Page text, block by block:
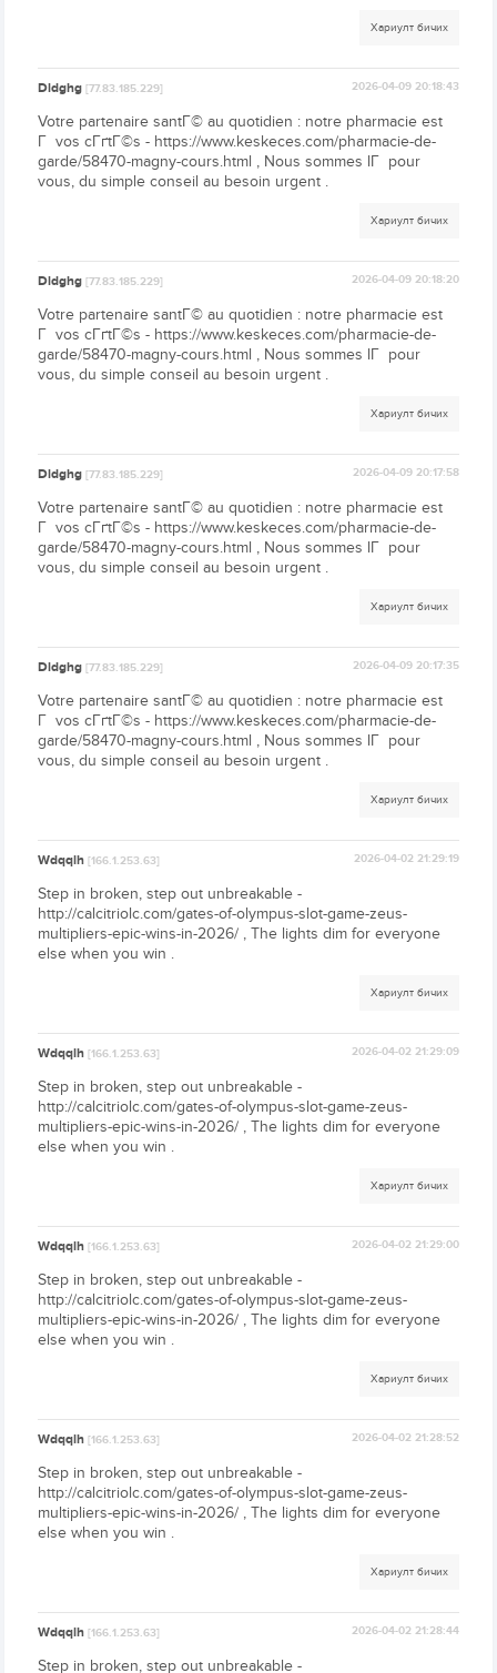
Хариулт бичих
Dldghg[77.83.185.229] 2026-04-09 20:18:43
Votre partenaire santГ© au quotidien : notre pharmacie est
Г vos cГґtГ©s - https://www.keskeces.com/pharmacie-de-
garde/58470-magny-cours.html , Nous sommes lГ pour
vous, du simple conseil au besoin urgent .
Хариулт бичих
Dldghg[77.83.185.229] 2026-04-09 20:18:20
Votre partenaire santГ© au quotidien : notre pharmacie est
Г vos cГґtГ©s - https://www.keskeces.com/pharmacie-de-
garde/58470-magny-cours.html , Nous sommes lГ pour
vous, du simple conseil au besoin urgent .
Хариулт бичих
Dldghg[77.83.185.229] 2026-04-09 20:17:58
Votre partenaire santГ© au quotidien : notre pharmacie est
Г vos cГґtГ©s - https://www.keskeces.com/pharmacie-de-
garde/58470-magny-cours.html , Nous sommes lГ pour
vous, du simple conseil au besoin urgent .
Хариулт бичих
Dldghg[77.83.185.229] 2026-04-09 20:17:35
Votre partenaire santГ© au quotidien : notre pharmacie est
Г vos cГґtГ©s - https://www.keskeces.com/pharmacie-de-
garde/58470-magny-cours.html , Nous sommes lГ pour
vous, du simple conseil au besoin urgent .
Хариулт бичих
Wdqqlh[166.1.253.63] 2026-04-02 21:29:19
Step in broken, step out unbreakable -
http://calcitriolc.com/gates-of-olympus-slot-game-zeus-
multipliers-epic-wins-in-2026/ , The lights dim for everyone
else when you win .
Хариулт бичих
Wdqqlh[166.1.253.63] 2026-04-02 21:29:09
Step in broken, step out unbreakable -
http://calcitriolc.com/gates-of-olympus-slot-game-zeus-
multipliers-epic-wins-in-2026/ , The lights dim for everyone
else when you win .
Хариулт бичих
Wdqqlh[166.1.253.63] 2026-04-02 21:29:00
Step in broken, step out unbreakable -
http://calcitriolc.com/gates-of-olympus-slot-game-zeus-
multipliers-epic-wins-in-2026/ , The lights dim for everyone
else when you win .
Хариулт бичих
Wdqqlh[166.1.253.63] 2026-04-02 21:28:52
Step in broken, step out unbreakable -
http://calcitriolc.com/gates-of-olympus-slot-game-zeus-
multipliers-epic-wins-in-2026/ , The lights dim for everyone
else when you win .
Хариулт бичих
Wdqqlh[166.1.253.63] 2026-04-02 21:28:44
Step in broken, step out unbreakable -